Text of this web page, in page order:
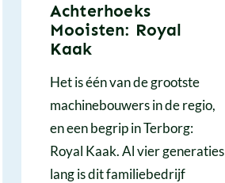
Achterhoeks
Mooisten: Royal
Kaak
Het is één van de grootste
machinebouwers in de regio,
en een begrip in Terborg:
Royal Kaak. Al vier generaties
lang is dit familiebedrijf